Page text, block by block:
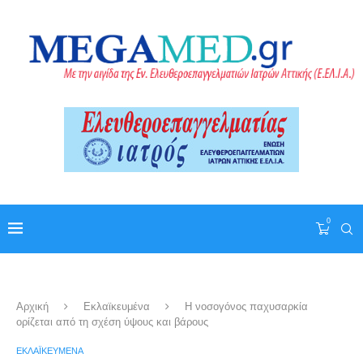
0
Αρχική Εκλαϊκευμένα
Η νοσογόνος παχυσαρκία
ορίζεται από τη σχέση ύψους και βάρους
ΕΚΛΑΪΚΕΥΜΈΝΑ